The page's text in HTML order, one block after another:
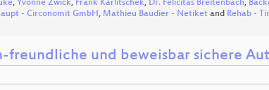
, Yvonne Zwick, Frank Karlitschek, Dr. Felicitas Breitenbach,
- Circonomit GmbH, Mathieu Baudier - Netiket and Rehab -
freundliche und beweisbar sichere